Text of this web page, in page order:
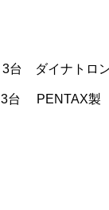
ダイナトロ
PENTAX製